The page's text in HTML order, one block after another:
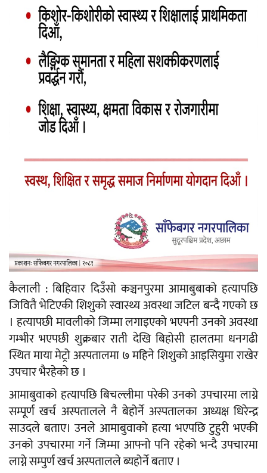
कैलाली : बिहिवार दिउँसो कञ्चनपुरमा आमाबुबाको हत्यापछि
जिवितै भेटिएकी शिशुको स्वास्थ्य अवस्था जटिल बन्दै गएको छ
। हत्यापछी मावलीको जिम्मा लगाइएको भएपनी उनको अवस्था
गम्भीर भएपछी शुक्रबार राती देखि बिहोसी हालतमा धनगढी
स्थित माया मेट्रो अस्पतालमा ७ महिने शिशुको आइसियुमा राखेर
उपचार भैरहेको छ ।
आमाबुवाको हत्यापछि बिचल्लीमा परेकी उनको उपचारमा लाग्ने
सम्पूर्ण खर्च अस्पतालले नै बेहोर्ने अस्पतालका अध्यक्ष धिरेन्द्र
साउदले बताए। उनले आमाबुवाको हत्या भएपछि टुहुरी भएकी
उनको उपचारमा गर्ने जिम्मा आफ्नो पनि रहेको भन्दै उपचारमा
लाग्ने सम्पुर्ण खर्च अस्पतालले ब्यहोर्ने बताए ।